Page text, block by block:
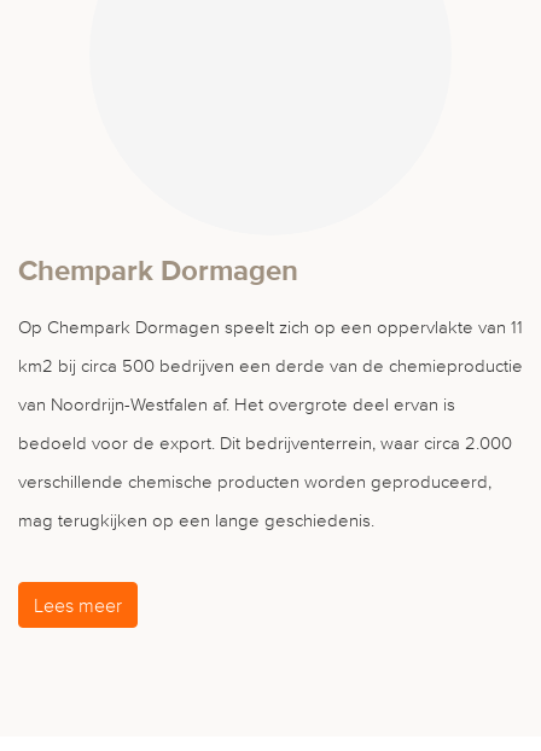
Chempark Dormagen
Op Chempark Dormagen speelt zich op een oppervlakte van 11
km2 bij circa 500 bedrijven een derde van de chemieproductie
van Noordrijn-Westfalen af. Het overgrote deel ervan is
bedoeld voor de export. Dit bedrijventerrein, waar circa 2.000
verschillende chemische producten worden geproduceerd,
mag terugkijken op een lange geschiedenis.
Lees meer